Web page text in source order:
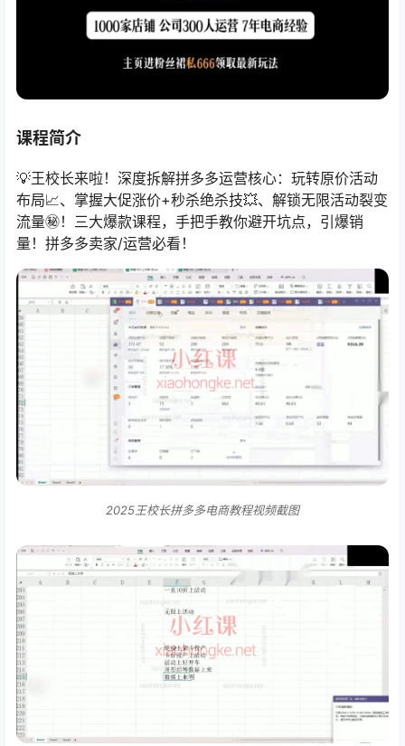
课程简介
💡王校长来啦！深度拆解拼多多运营核心：玩转原价活动
布局📈、掌握大促涨价+秒杀绝杀技💥、解锁无限活动裂变
流量㊙️！三大爆款课程，手把手教你避开坑点，引爆销
量！拼多多卖家/运营必看！
2025王校长拼多多电商教程视频截图